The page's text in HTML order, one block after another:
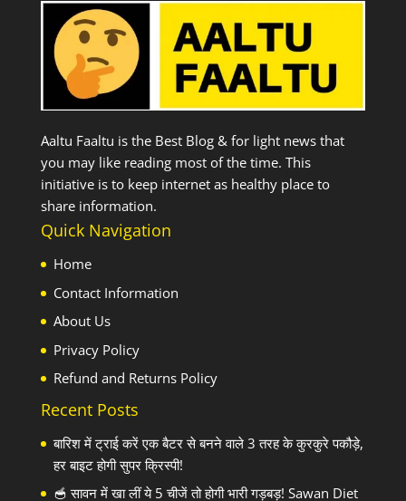
Aaltu Faaltu is the Best Blog & for light news that
you may like reading most of the time. This
initiative is to keep internet as healthy place to
share information.
Quick Navigation
Home
Contact Information
About Us
Privacy Policy
Refund and Returns Policy
Recent Posts
बारिश में ट्राई करें एक बैटर से बनने वाले 3 तरह के कुरकुरे पकौड़े,
हर बाइट होगी सुपर क्रिस्पी!
🥣 सावन में खा लीं ये 5 चीजें तो होगी भारी गड़बड़! Sawan Diet